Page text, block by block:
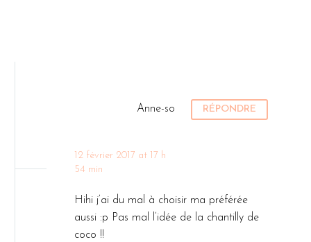
Anne-so
12 février 2017 at 17 h
54 min
RÉPONDRE
Hihi j’ai du mal à choisir ma préférée
aussi :p Pas mal l’idée de la chantilly de
coco !!